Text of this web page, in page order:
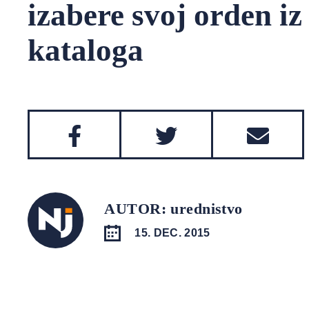
izabere svoj orden iz
kataloga
AUTOR: urednistvo
15. DEC. 2015